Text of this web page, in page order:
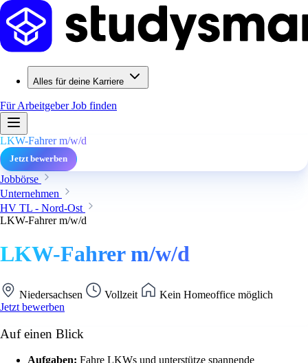
Alles für deine Karriere
Für ArbeitgeberJob finden
LKW-Fahrer m/w/d
Jetzt bewerben
Jobbörse
Unternehmen
HV TL - Nord-Ost
LKW-Fahrer m/w/d
LKW-Fahrer m/w/d
Niedersachsen Vollzeit
Kein Homeoffice möglich
Jetzt bewerben
Auf einen Blick
Aufgaben: Fahre LKWs und unterstütze spannende